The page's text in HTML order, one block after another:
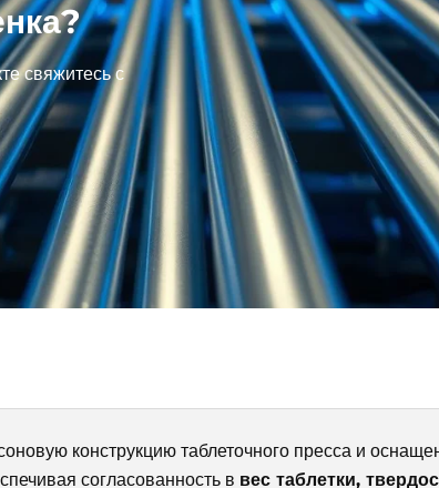
свяжитесь с
конструкцию таблеточного пресса и
согласованность в вес таблетки,